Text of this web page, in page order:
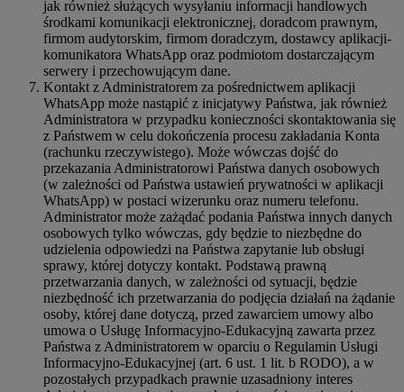
jak również służących wysyłaniu informacji handlowych
środkami komunikacji elektronicznej, doradcom prawnym,
firmom audytorskim, firmom doradczym, dostawcy aplikacji-
komunikatora WhatsApp oraz podmiotom dostarczającym
serwery i przechowującym dane.
Kontakt z Administratorem za pośrednictwem aplikacji
WhatsApp może nastąpić z inicjatywy Państwa, jak również
Administratora w przypadku konieczności skontaktowania się
z Państwem w celu dokończenia procesu zakładania Konta
(rachunku rzeczywistego). Może wówczas dojść do
przekazania Administratorowi Państwa danych osobowych
(w zależności od Państwa ustawień prywatności w aplikacji
WhatsApp) w postaci wizerunku oraz numeru telefonu.
Administrator może zażądać podania Państwa innych danych
osobowych tylko wówczas, gdy będzie to niezbędne do
udzielenia odpowiedzi na Państwa zapytanie lub obsługi
sprawy, której dotyczy kontakt. Podstawą prawną
przetwarzania danych, w zależności od sytuacji, będzie
niezbędność ich przetwarzania do podjęcia działań na żądanie
osoby, której dane dotyczą, przed zawarciem umowy albo
umowa o Usługę Informacyjno-Edukacyjną zawarta przez
Państwa z Administratorem w oparciu o Regulamin Usługi
Informacyjno-Edukacyjnej (art. 6 ust. 1 lit. b RODO), a w
pozostałych przypadkach prawnie uzasadniony interes